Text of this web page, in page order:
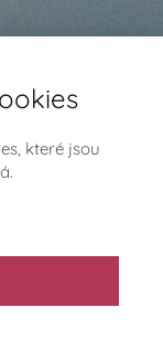
se
které jsou